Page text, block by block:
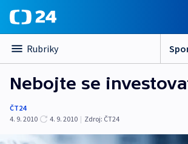
Rubriky
Nebojte se
ČT24
4. 9. 2010
4. 9. 2010 | Zdroj: ČT24